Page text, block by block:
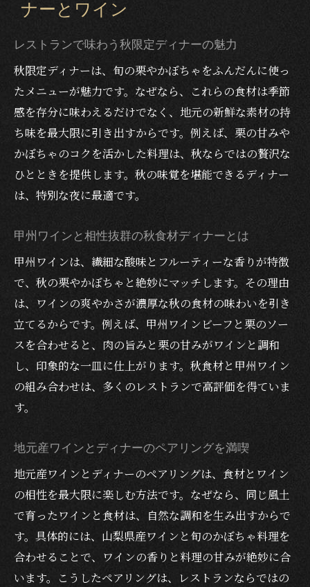
秋限定サーモン料理をレストランで堪能し
サーモンと地元ワインのペアリングが光る
理由
甲州ワインビーフとサーモンの共演ディナ
ー
デート向きレストランのサーモンメニュー
紹介
秋限定サーモンディナーの選び方ガイド
秋限定ディナーの選び方とレストラン活用
術
甲州ワインビーフや旬食材とワインの楽し
み方
デートや記念日におすすめのレストランポ
イント
かぼちゃやサーモン料理の秋限定提案まと
め
次の季節も楽しめるレストランの探し方
ナーとワイン
レストランで味わう秋限定ディナーの魅力
秋限定ディナーは、旬の栗やかぼちゃをふんだんに使っ
たメニューが魅力です。なぜなら、これらの食材は季節
感を存分に味わえるだけでなく、地元の新鮮な素材の持
ち味を最大限に引き出すからです。例えば、栗の甘みや
かぼちゃのコクを活かした料理は、秋ならではの贅沢な
ひとときを提供します。秋の味覚を堪能できるディナー
は、特別な夜に最適です。
甲州ワインと相性抜群の秋食材ディナーとは
甲州ワインは、繊細な酸味とフルーティーな香りが特徴
で、秋の栗やかぼちゃと絶妙にマッチします。その理由
は、ワインの爽やかさが濃厚な秋の食材の味わいを引き
立てるからです。例えば、甲州ワインビーフと栗のソー
スを合わせると、肉の旨みと栗の甘みがワインと調和
し、印象的な一皿に仕上がります。秋食材と甲州ワイン
の組み合わせは、多くのレストランで高評価を得ていま
す。
地元産ワインとディナーのペアリングを満喫
地元産ワインとディナーのペアリングは、食材とワイン
の相性を最大限に楽しむ方法です。なぜなら、同じ風土
で育ったワインと食材は、自然な調和を生み出すからで
す。具体的には、山梨県産ワインと旬のかぼちゃ料理を
合わせることで、ワインの香りと料理の甘みが絶妙に合
います。こうしたペアリングは、レストランならではの